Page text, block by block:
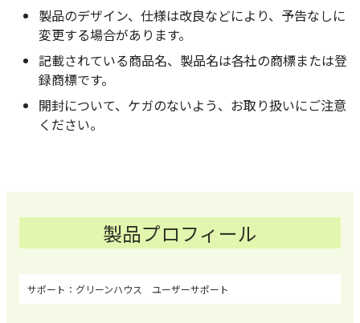
製品のデザイン、仕様は改良などにより、予告なしに
変更する場合があります。
記載されている商品名、製品名は各社の商標または登
録商標です。
開封について、ケガのないよう、お取り扱いにご注意
ください。
製品プロフィール
グリーンハウス ユーザーサポート